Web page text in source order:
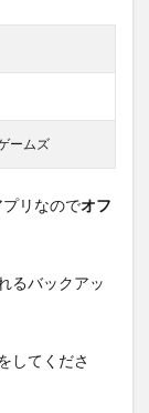
ームズ
リなのでオフ
るバックアッ
してくださ